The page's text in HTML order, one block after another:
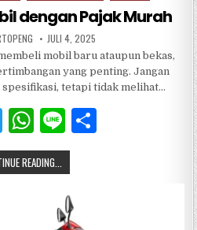
dengan Pajak Murah
JULI 4, 2025
mobil baru ataupun bekas,
yang penting. Jangan
tetapi tidak melihat…
T
w
it
W
h
at
Li
n
READING...